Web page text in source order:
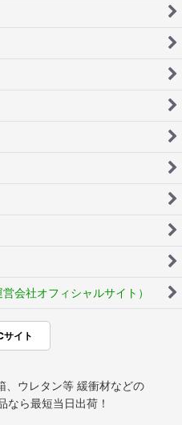
会社オフィシャルサイト）
サイト
、ウレタン等 緩衝材などの
なら最短当日出荷！